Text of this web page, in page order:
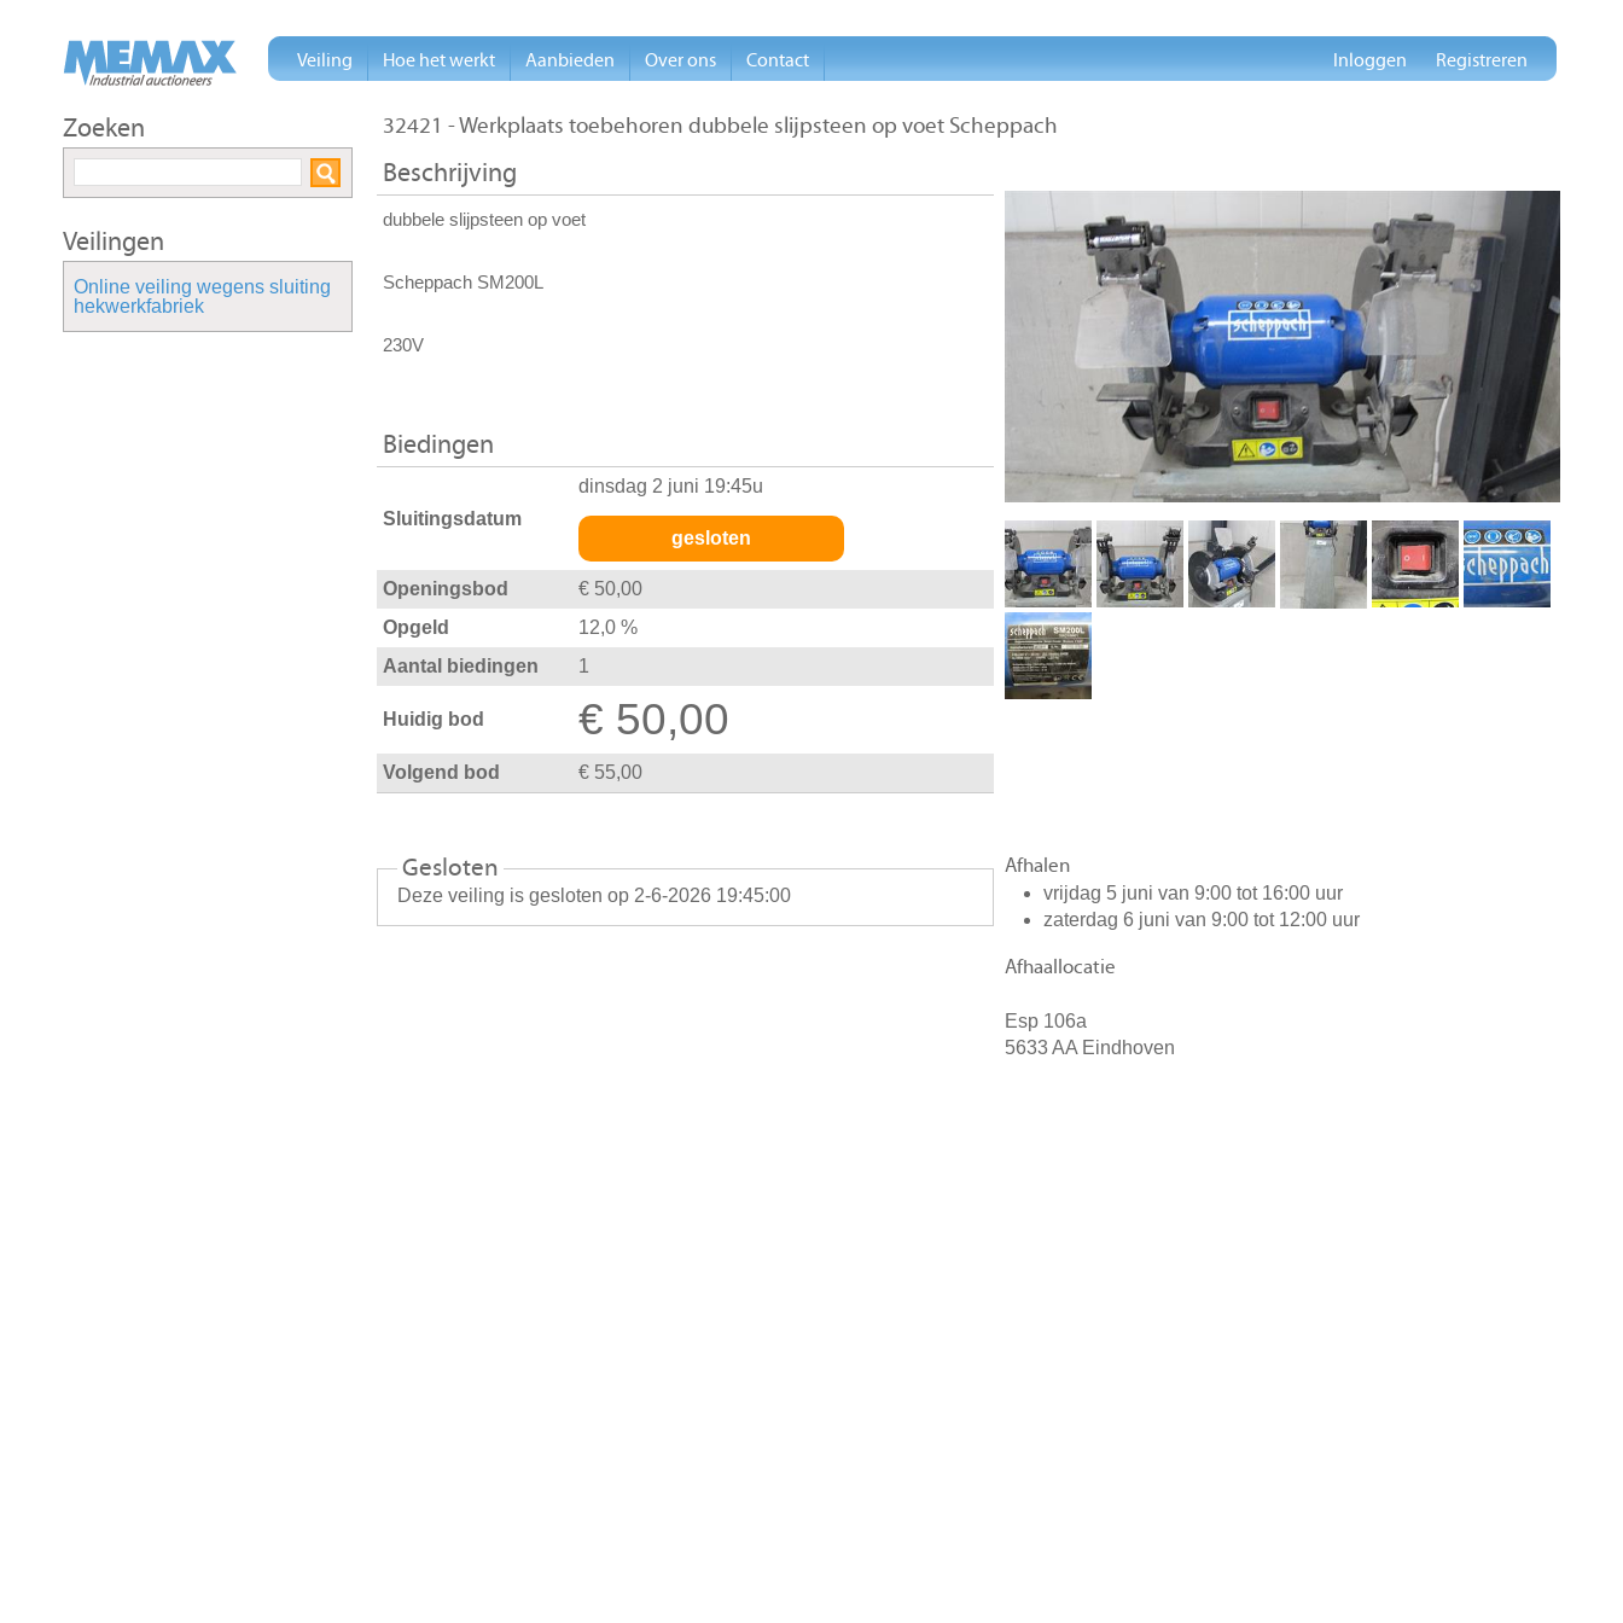
32421 - Werkplaats toebehoren dubbele slijpsteen op voet Scheppach
Beschrijving
dubbele slijpsteen op voet
Scheppach SM200L
230V
Biedingen
Sluitingsdatum
dinsdag 2 juni 19:45u
gesloten
Openingsbod
€ 50,00
Opgeld
12,0 %
Aantal biedingen
1
Huidig bod € 50,00
Volgend bod € 55,00
Gesloten
Deze veiling is gesloten op 2-6-2026 19:45:00
Afhalen
vrijdag 5 juni van 9:00 tot 16:00 uur
zaterdag 6 juni van 9:00 tot 12:00 uur
Afhaallocatie
Esp 106a
5633 AA Eindhoven
Zoeken
Veilingen
Online veiling wegens sluiting
hekwerkfabriek
Veiling Hoe het werkt Aanbieden Over ons Contact Inloggen Registreren